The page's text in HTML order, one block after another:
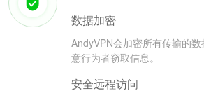
数据加密
AndyVPN会加密所有传输的
意行为者窃取信息。
安全远程访问